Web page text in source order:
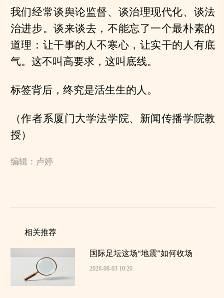
我们经常谈舆论监督、谈治理现代化、谈法
治进步。谈来谈去，不能忘了一个最朴素的
道理：让干事的人不寒心，让实干的人有底
气。这不叫高要求，这叫底线。
标签背后，终究是活生生的人。
（作者系厦门大学法学院、新闻传播学院教
授）
编辑：卢婷
相关推荐
国际足坛这场“地震”如何收场
2026-08-03 10:20